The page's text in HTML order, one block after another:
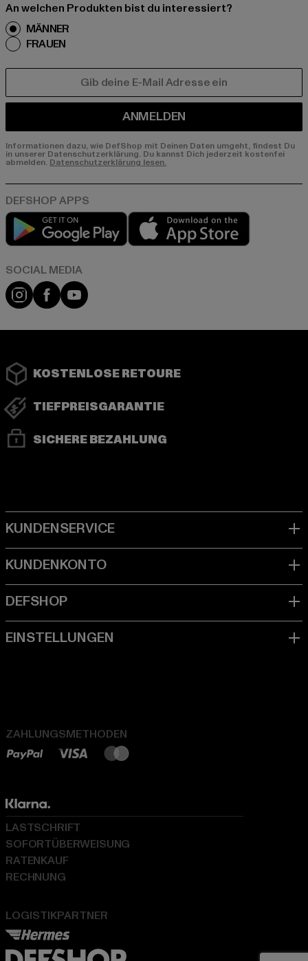
An welchen Produkten bist du interessiert?
MÄNNER
FRAUEN
ANMELDEN
Informationen dazu, wie DefShop mit Deinen Daten umgeht, findest Du
in unserer Datenschutzerklärung. Du kannst Dich jederzeit kostenfei
abmelden. Datenschutzerklärung lesen.
Play market
Instagram
FacebookYouTube
KOSTENLOSE RETOURE
TIEFPREISGARANTIE
SICHERE BEZAHLUNG
ZAHLUNGSMETHODEN
LOGISTIKPARTNER
LASTSCHRIFT
SOFORTÜBERWEISUNG
RATENKAUF
RECHNUNG